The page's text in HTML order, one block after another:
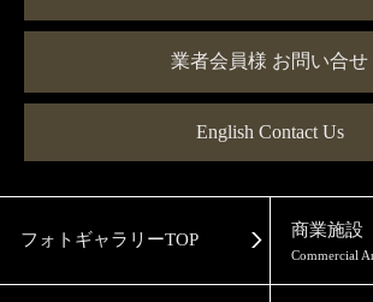
業者会員様 お問い合せ
English Contact Us
フォトギャラリーTOP 商業施設
Commercial